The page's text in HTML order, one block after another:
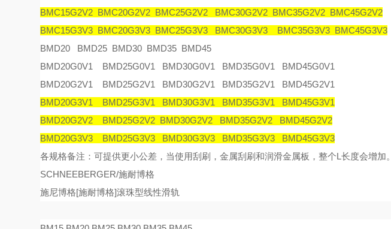
BMC15G2V2 BMC20G2V2 BMC25G2V2 BMC30G2V2 BMC35G2V2 BMC45G2V2
BMC15G3V3 BMC20G3V3 BMC25G3V3 BMC30G3V3 BMC35G3V3 BMC45G3V3
BMD20 BMD25 BMD30 BMD35 BMD45
BMD20G0V1 BMD25G0V1 BMD30G0V1 BMD35G0V1 BMD45G0V1
BMD20G2V1 BMD25G2V1 BMD30G2V1 BMD35G2V1 BMD45G2V1
BMD20G3V1 BMD25G3V1 BMD30G3V1 BMD35G3V1 BMD45G3V1
BMD20G2V2 BMD25G2V2 BMD30G2V2 BMD35G2V2 BMD45G2V2
BMD20G3V3 BMD25G3V3 BMD30G3V3 BMD35G3V3 BMD45G3V3
各规格备注：可提供更小公差，当使用刮刷，金属刮刷和润滑金属板，整个L长度会增加。
SCHNEEBERGER/施耐博格
施尼博格[施耐博格]滚珠型线性滑轨